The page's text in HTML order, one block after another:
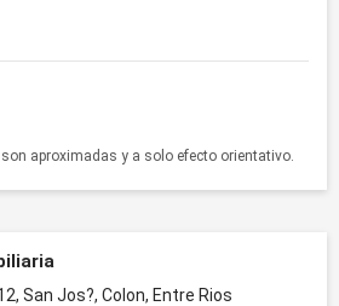
aproximadas y a solo efecto orientativo.
San Jos?, Colon, Entre Rios